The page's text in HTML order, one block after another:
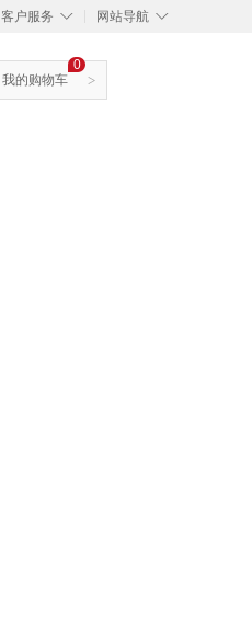
◇
客户服务 ◇
网站导航
>
0
我的购物车